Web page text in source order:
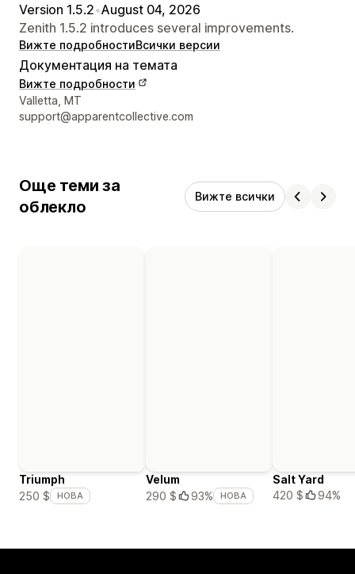
Version 1.5.2•August 04, 2026
Zenith 1.5.2 introduces several improvements.
Вижте подробностиВсички версии
Документация на темата
Вижте подробности
Данни за връзка с дизайнера
Valletta, MT
support@apparentcollective.com
Още теми за
облекло
Вижте всички
Triumph
250 $
НОВА
Velum
290 $
93% НОВА
Salt Yard
420 $
94%